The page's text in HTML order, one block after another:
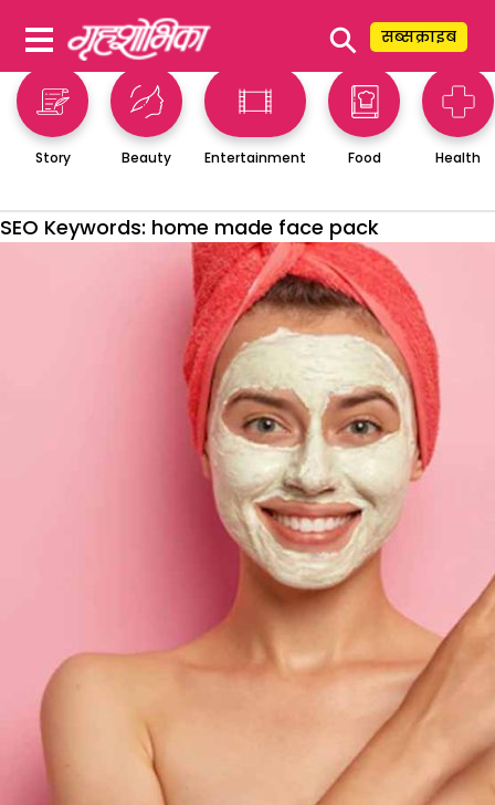
⚲ सब्सक्राइब
Story Beauty Entertainment Food Health
SEO Keywords: home made face pack